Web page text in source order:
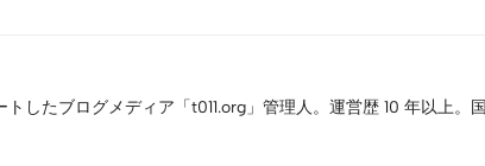
したブログメディア「t011.org」管理人。運営歴 10 年以上